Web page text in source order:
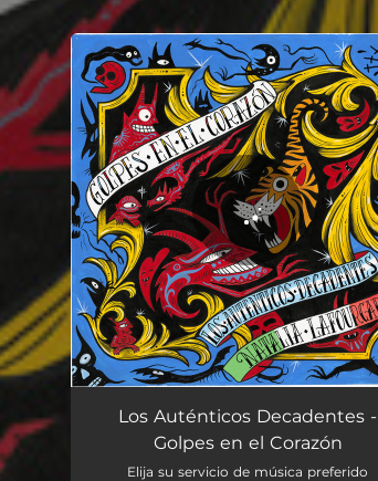
You're all set!
Golpes en el Corazón
Los Auténticos Decadentes -
Golpes en el Corazón
Elija su servicio de música preferido